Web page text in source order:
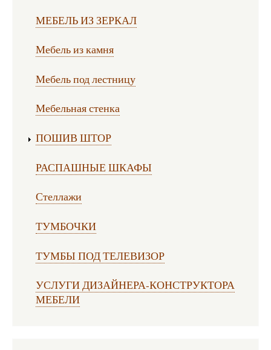
МЕБЕЛЬ ИЗ ЗЕРКАЛ
Мебель из камня
Мебель под лестницу
Мебельная стенка
ПОШИВ ШТОР
РАСПАШНЫЕ ШКАФЫ
Стеллажи
ТУМБОЧКИ
ТУМБЫ ПОД ТЕЛЕВИЗОР
УСЛУГИ ДИЗАЙНЕРА-КОНСТРУКТОРА
МЕБЕЛИ